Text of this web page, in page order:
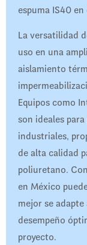
espuma IS40
La versatilidad
uso en una
aislamiento
Equipos como
son ideales
industriales,
de alta calidad
poliuretano.
en México
mejor se
desempeño
proyecto.